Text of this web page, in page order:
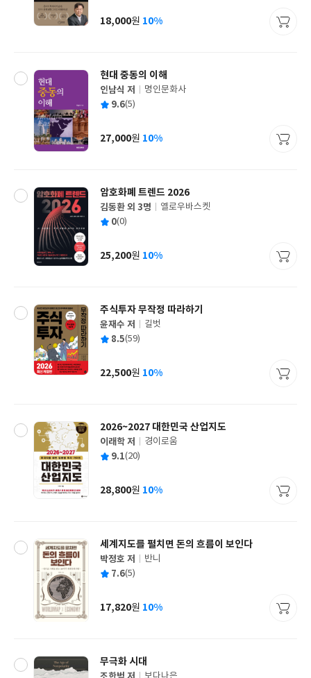
사
가
18,000원 10%
현대 중동의 이해
글
쓴
인남식 저
출
사
명인문화사
평 9.6(5)
가
27,000원 10%
암호화폐 트렌드 2026
글
쓴
김동환 외 3명
출
사
옐로우바스켓
평 0(0)
가
25,200원 10%
주식투자 무작정 따라하기
글
쓴
윤재수 저
출
사
길벗
평 8.5(59)
가
22,500원 10%
2026~2027 대한민국 산업지도
글
쓴
이래학 저
출
사
경이로움
평 9.1(20)
가
28,800원 10%
세계지도를 펼치면 돈의 흐름이 보인다
글
쓴
박정호 저
출
사
반니
평 7.6(5)
가
17,820원 10%
무극화 시대